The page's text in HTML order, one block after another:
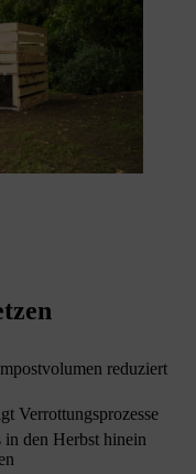
reduziert
Verrottungsprozesse
den Herbst hinein